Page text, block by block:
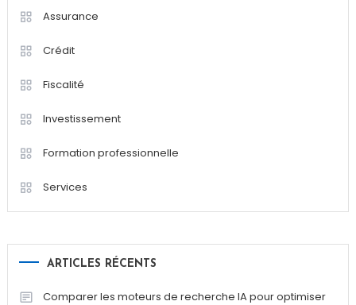
Assurance
Crédit
Fiscalité
Investissement
Formation professionnelle
Services
ARTICLES RÉCENTS
Comparer les moteurs de recherche IA pour optimiser